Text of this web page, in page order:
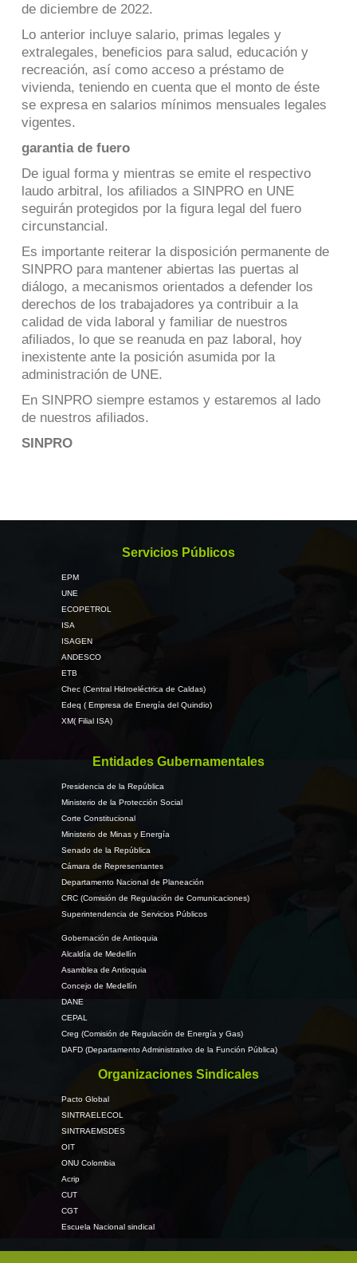
de diciembre de 2022.
Lo anterior incluye salario, primas legales y
extralegales, beneficios para salud, educación y
recreación, así como acceso a préstamo de
vivienda, teniendo en cuenta que el monto de éste
se expresa en salarios mínimos mensuales legales
vigentes.
garantia de fuero
De igual forma y mientras se emite el respectivo
laudo arbitral, los afiliados a SINPRO en UNE
seguirán protegidos por la figura legal del fuero
circunstancial.
Es importante reiterar la disposición permanente de
SINPRO para mantener abiertas las puertas al
diálogo, a mecanismos orientados a defender los
derechos de los trabajadores ya contribuir a la
calidad de vida laboral y familiar de nuestros
afiliados, lo que se reanuda en paz laboral, hoy
inexistente ante la posición asumida por la
administración de UNE.
En SINPRO siempre estamos y estaremos al lado
de nuestros afiliados.
SINPRO
Servicios Públicos
EPM
UNE
ECOPETROL
ISA
ISAGEN
ANDESCO
ETB
Chec (Central Hidroeléctrica de Caldas)
Edeq ( Empresa de Energía del Quindio)
XM( Filial ISA)
Entidades Gubernamentales
Presidencia de la República
Ministerio de la Protección Social
Corte Constitucional
Ministerio de Minas y Energía
Senado de la República
Cámara de Representantes
Departamento Nacional de Planeación
CRC (Comisión de Regulación de Comunicaciones)
Superintendencia de Servicios Públicos
Gobernación de Antioquia
Alcaldía de Medellín
Asamblea de Antioquia
Concejo de Medellín
DANE
CEPAL
Creg (Comisión de Regulación de Energía y Gas)
DAFD (Departamento Administrativo de la Función Pública)
Organizaciones Sindicales
Pacto Global
SINTRAELECOL
SINTRAEMSDES
OIT
ONU Colombia
Acrip
CUT
CGT
Escuela Nacional sindical